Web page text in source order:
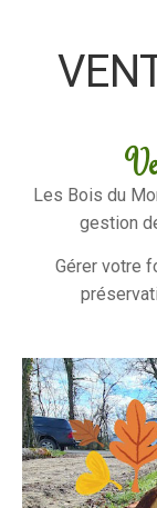
Les Bois du
gestion
Gérer votre